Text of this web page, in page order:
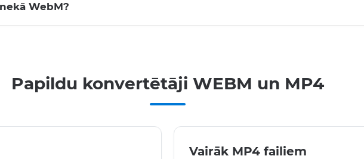
WebM?
Papildu konvertētāji WEBM un MP4
Vairāk MP4 failiem